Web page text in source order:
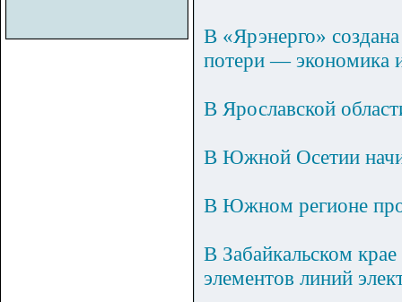
В «Ярэнерго»
потери — экономика
В Ярославской
В Южной Осетии
В Южном регионе
В Забайкальском
элементов линий